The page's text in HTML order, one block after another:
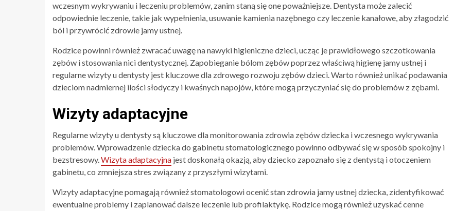
wczesnym wykrywaniu i leczeniu problemów, zanim staną się one poważniejsze. Dentysta może zalecić
odpowiednie leczenie, takie jak wypełnienia, usuwanie kamienia nazębnego czy leczenie kanałowe, aby złagodzić
ból i przywrócić zdrowie jamy ustnej.
Rodzice powinni również zwracać uwagę na nawyki higieniczne dzieci, ucząc je prawidłowego szczotkowania
zębów i stosowania nici dentystycznej. Zapobieganie bólom zębów poprzez właściwą higienę jamy ustnej i
regularne wizyty u dentysty jest kluczowe dla zdrowego rozwoju zębów dzieci. Warto również unikać podawania
dzieciom nadmiernej ilości słodyczy i kwaśnych napojów, które mogą przyczyniać się do problemów z zębami.
Wizyty adaptacyjne
Regularne wizyty u dentysty są kluczowe dla monitorowania zdrowia zębów dziecka i wczesnego wykrywania
problemów. Wprowadzenie dziecka do gabinetu stomatologicznego powinno odbywać się w sposób spokojny i
bezstresowy.Wizyta adaptacyjna jest doskonałą okazją, aby dziecko zapoznało się z dentystą i otoczeniem
gabinetu, co zmniejsza stres związany z przyszłymi wizytami.
Wizyty adaptacyjne pomagają również stomatologowi ocenić stan zdrowia jamy ustnej dziecka, zidentyfikować
ewentualne problemy i zaplanować dalsze leczenie lub profilaktykę. Rodzice mogą również uzyskać cenne